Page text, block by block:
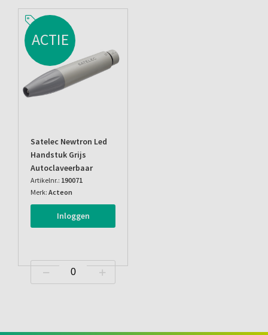
ACTIE
Satelec Newtron Led
Handstuk Grijs
Autoclaveerbaar
Artikelnr.: 190071
Merk: Acteon
Inloggen